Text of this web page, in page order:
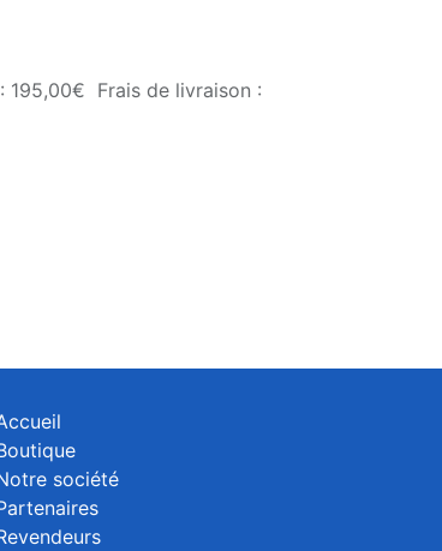
195,00€ Frais de livraison :
société